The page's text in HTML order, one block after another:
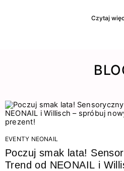
Czytaj
EVENTY NEONAIL
Poczuj smak lata!
Trend od NEONAIL i